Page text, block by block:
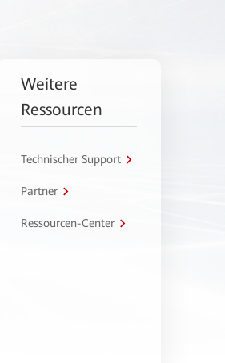
Weitere
Ressourcen
Technischer Support
Partner
Ressourcen-Center